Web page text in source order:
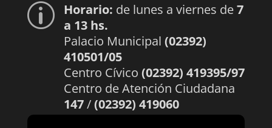
p Horario: de lunes a viernes de7
a 13 hs.
Palacio Municipal (02392)
410501/05
Centro Cívico (02392) 419395/97
Centro de Atención Ciudadana
147/(02392) 419060